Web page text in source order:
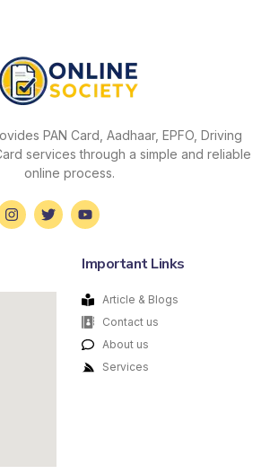
PAN Card, Aadhaar, EPFO, Driving
services through a simple and reliable
online process.
Important Links
Article & Blogs
Contact us
About us
Services